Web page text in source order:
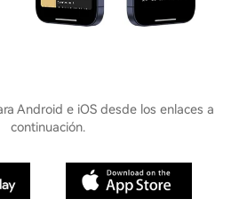
Android e iOS desde los enlaces a
continuación.